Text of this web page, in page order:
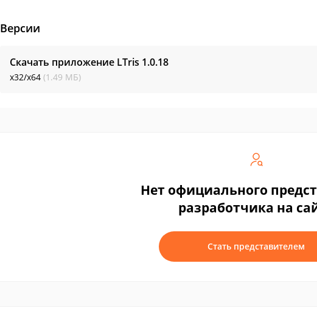
Версии
Скачать приложение LTris 1.0.18
x32/x64 (1.49 МБ)
Нет официального
разработчика на
Стать представителем